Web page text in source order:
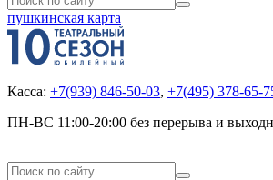
пушкинская карта
Касса: +7(939) 846-50-03, +7(495) 378-65-
ПН-ВС 11:00-20:00 без перерыва и